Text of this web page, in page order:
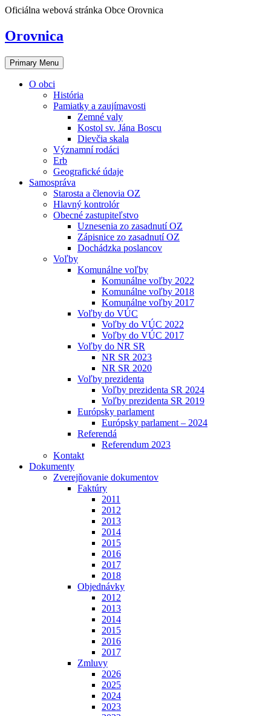
Skip
content
Oficiálna webová stránka Obce Orovnica
Orovnica
Primary Menu
O obci
História
Pamiatky a zaujímavosti
Zemné valy
Kostol sv. Jána Boscu
Dievčia skala
Významní rodáci
Erb
Geografické údaje
Samospráva
Starosta a členovia OZ
Hlavný kontrolór
Obecné zastupiteľstvo
Uznesenia zo zasadnutí OZ
Zápisnice zo zasadnutí OZ
Dochádzka poslancov
Voľby
Komunálne voľby
Komunálne voľby 2022
Komunálne voľby 2018
Komunálne voľby 2017
Voľby do VÚC
Voľby do VÚC 2022
Voľby do VÚC 2017
Voľby do NR SR
NR SR 2023
NR SR 2020
Voľby prezidenta
Voľby prezidenta SR 2024
Voľby prezidenta SR 2019
Európsky parlament
Európsky parlament – 2024
Referendá
Referendum 2023
Kontakt
Dokumenty
Zverejňovanie dokumentov
Faktúry
2011
2012
2013
2014
2015
2016
2017
2018
Objednávky
2012
2013
2014
2015
2016
2017
Zmluvy
2026
2025
2024
2023